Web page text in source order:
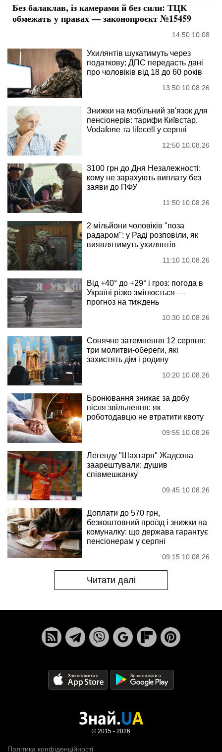
Без балаклав, із камерами й без сили: ТЦК
обмежать у правах — законопроєкт №15459
14:50 10.08
Ухилянтів шукатимуть через
податкову: ДПС передасть дані
про чоловіків від 18 до 60 років
13:50 10.08.26
Знижки на мобільний зв'язок для
пенсіонерів: тарифи Київстар,
Vodafone та lifecell у серпні
12:50 10.08.26
3100 грн до Дня Незалежності:
кому не зарахують виплату без
заяви до ПФУ
11:50 10.08.26
2 мільйони чоловіків "поза
радаром": у Раді розповіли, як
виявлятимуть ухилянтів
11:10 10.08.26
Від +40° до +29° і гроз: погода в
Україні різко змінюється —
прогноз на тиждень
10:30 10.08.26
Сонячне затемнення 12 серпня:
три молитви-обереги, які
захистять дім і родину
10:20 10.08.26
Бронювання зникає за добу
після звільнення: як
роботодавцю не втратити квоту
09:55 10.08.26
Легенду "Шахтаря" Жадсона
заарештували: душив
співмешканку
09:45 10.08.26
Доплати до 570 грн,
безкоштовний проїзд і знижки на
комуналку: що держава гарантує
пенсіонерам у серпні
09:15 10.08.26
Читати далі
Політика конфіденційності
© 2015 - 2026